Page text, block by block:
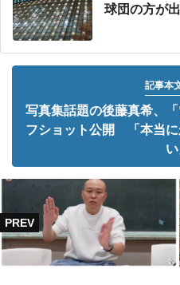
球団の方が
記事本
写真集話題の後藤真希、
フショット公開 「本当
い